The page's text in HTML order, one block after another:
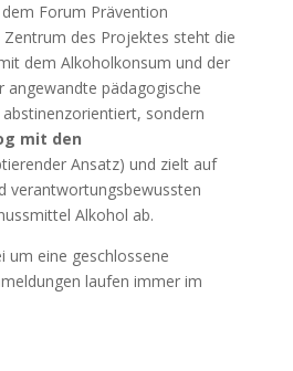
Forum Prävention
des Projektes steht die
dem Alkoholkonsum und der
angewandte pädagogische
sondern
mit den
Ansatz) und zielt auf
verantwortungsbewussten
Alkohol ab.
um eine geschlossene
laufen immer im